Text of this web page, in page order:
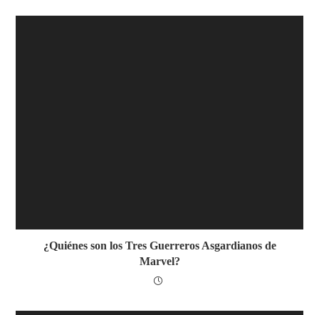
¿Quiénes son los Tres Guerreros Asgardianos de
Marvel?